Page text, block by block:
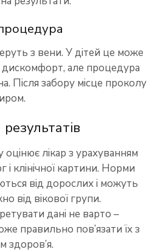
з вени. У дітей це може
але процедура
Після забору місце проколу
оцінює лікар з урахуванням
і клінічної картини. Норми
від дорослих і можуть
від вікової групи.
дані не варто –
правильно пов’язати їх з
здоров’я.